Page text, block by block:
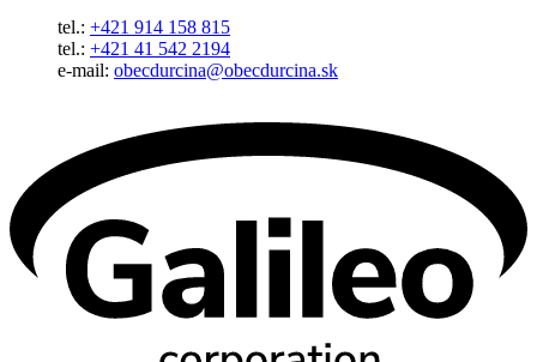
tel.: +421 914 158 815
tel.: +421 41 542 2194
e-mail: obecdurcina@obecdurcina.sk